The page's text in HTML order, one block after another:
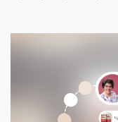
képernyőképpel a
beállítások szerint
Mi a különbség a